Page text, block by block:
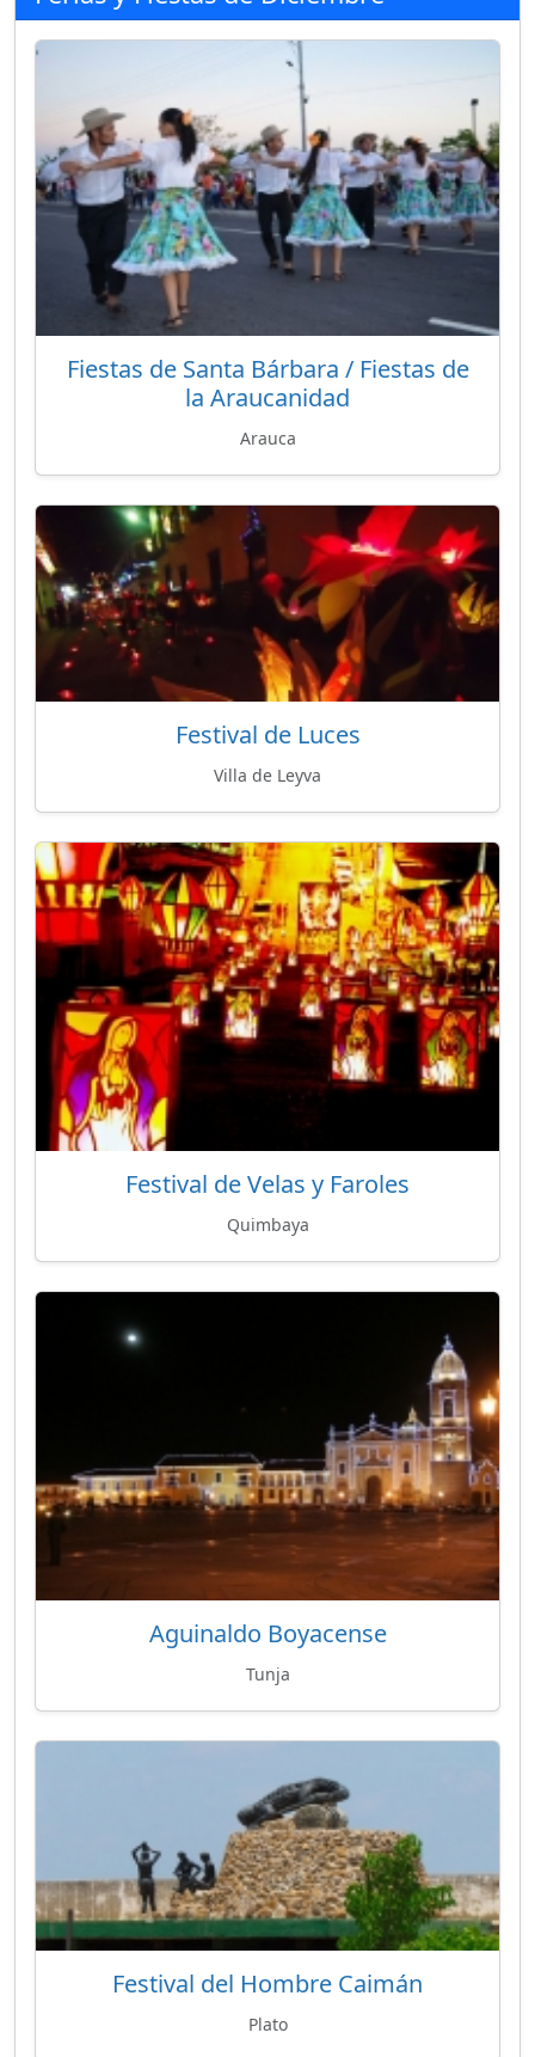
Fiestas de Santa Bárbara / Fiestas de
la Araucanidad
Arauca
Festival de Luces
Villa de Leyva
Festival de Velas y Faroles
Quimbaya
Aguinaldo Boyacense
Tunja
Festival del Hombre Caimán
Plato